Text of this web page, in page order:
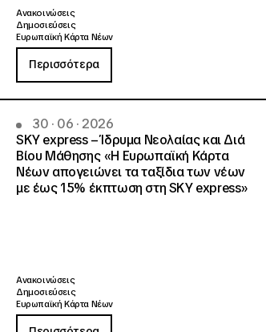
Ανακοινώσεις
Δημοσιεύσεις
Ευρωπαϊκή Κάρτα Νέων
Περισσότερα
30 · 06 · 2026
SKY express – Ίδρυμα Νεολαίας και Διά
Βίου Μάθησης «Η Ευρωπαϊκή Κάρτα
Νέων απογειώνει τα ταξίδια των νέων
με έως 15% έκπτωση στη SKY express»
Ανακοινώσεις
Δημοσιεύσεις
Ευρωπαϊκή Κάρτα Νέων